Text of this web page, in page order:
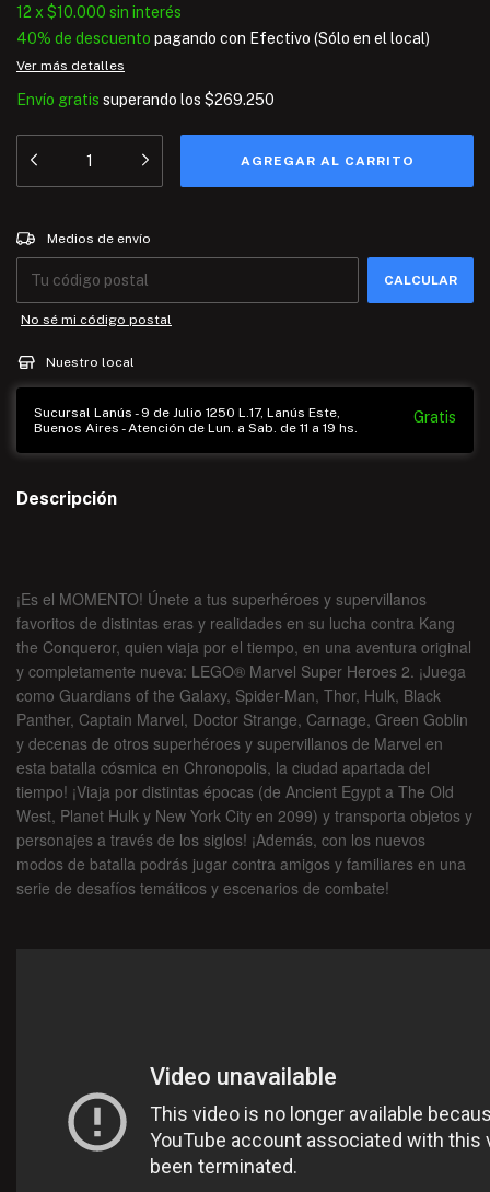
12 x $10.000 sin interés
40% de descuento pagando con Efectivo (Sólo en el local)
Ver más detalles
Envío gratis superando los $269.250
Entregas para el CP:
Medios de envío
CALCULAR
No sé mi código postal
Nuestro local
Sucursal Lanús - 9 de Julio 1250 L.17, Lanús Este,
Buenos Aires - Atención de Lun. a Sab. de 11 a 19 hs.
Gratis
Descripción
¡Es el MOMENTO! Únete a tus superhéroes y supervillanos
favoritos de distintas eras y realidades en su lucha contra Kang
the Conqueror, quien viaja por el tiempo, en una aventura original
y completamente nueva: LEGO® Marvel Super Heroes 2. ¡Juega
como Guardians of the Galaxy, Spider-Man, Thor, Hulk, Black
Panther, Captain Marvel, Doctor Strange, Carnage, Green Goblin
y decenas de otros superhéroes y supervillanos de Marvel en
esta batalla cósmica en Chronopolis, la ciudad apartada del
tiempo! ¡Viaja por distintas épocas (de Ancient Egypt a The Old
West, Planet Hulk y New York City en 2099) y transporta objetos y
personajes a través de los siglos! ¡Además, con los nuevos
modos de batalla podrás jugar contra amigos y familiares en una
serie de desafíos temáticos y escenarios de combate!